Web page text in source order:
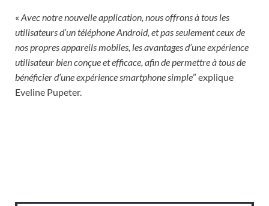
« Avec notre nouvelle application, nous offrons à tous les
utilisateurs d’un téléphone Android, et pas seulement ceux de
nos propres appareils mobiles, les avantages d’une expérience
utilisateur bien conçue et efficace, afin de permettre à tous de
bénéficier d’une expérience smartphone simple” explique
Eveline Pupeter.